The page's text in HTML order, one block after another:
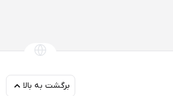
برگشت به بالا